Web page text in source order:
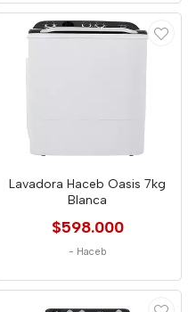
Lavadora Haceb Oasis 7kg
Blanca
$598.000
- Haceb